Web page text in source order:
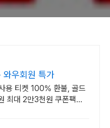
와우회원 특가
용 티켓 100% 환불, 골드
최대 2만3천원 쿠폰팩